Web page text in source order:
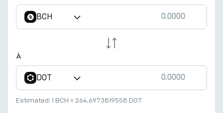
BCH
À
DOT
Estimated: 1 BCH ≈ 264.6973819558 DOT